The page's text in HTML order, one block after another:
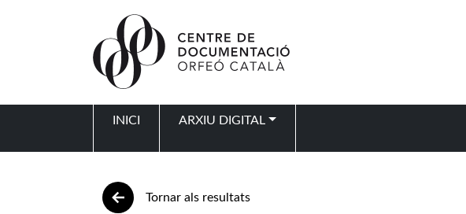
INICI ARXIU DIGITAL
Tornar als resultats